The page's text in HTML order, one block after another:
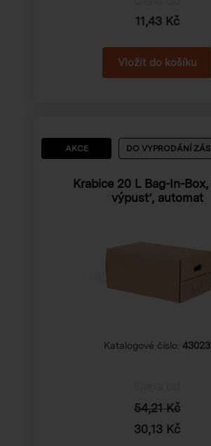
11,43 Kč
AKCE DO VYPRODÁNÍ
Krabice 20 L Bag-In-
výpusť, automat
Katalogové číslo: 43023
54,21 Kč
30,13 Kč